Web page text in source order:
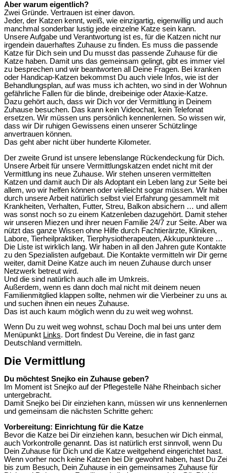
Aber warum eigentlich?
Zwei Gründe. Vertrauen ist einer davon.
Jeder, der Katzen kennt, weiß, wie einzigartig, eigenwillig und auch
manchmal sonderbar lustig jede einzelne Katze sein kann.
Unsere Aufgabe und Verantwortung ist es, für die Katzen nicht nur
irgendein dauerhaftes Zuhause zu finden. Es muss die passende
Katze für Dich sein und Du musst das passende Zuhause für die
Katze haben. Damit uns das gemeinsam gelingt, gibt es immer viel
zu besprechen und wir beantworten all Deine Fragen. Bei kranken
oder Handicap-Katzen bekommst Du auch viele Infos, wie ist der
Behandlungsplan, auf was muss ich achten, wo sind in der
gefährliche Fallen für die blinde, dreibeinige oder Ataxie-Katze.
Dazu gehört auch, dass wir Dich vor der Vermittlung in Deinem
Zuhause besuchen. Das kann kein Videochat, kein Telefonat
ersetzen. Wir müssen uns persönlich kennenlernen. So wissen wir,
dass wir Dir ruhigen Gewissens einen unserer Schützlinge
anvertrauen können.
Das geht aber nicht über hunderte Kilometer.
Der zweite Grund ist unsere lebenslange Rückendeckung für Dich.
Unsere Arbeit für unsere Vermittlungskatzen endet nicht mit der
Vermittlung ins neue Zuhause. Wir stehen unseren vermittelten
Katzen und damit auch Dir als Adoptant ein Leben lang zur Seite bei
allem, wo wir helfen können oder vielleicht sogar müssen. Wir
durch unsere Arbeit natürlich selbst viel Erfahrung gesammelt mit
Krankheiten, Verhalten, Futter, Streu, Balkon absichern … und
was sonst noch so zu einem Katzenleben dazugehört. Damit
wir unseren Miezen und ihrer neuen Familie 24/7 zur Seite. Aber
nützt das ganze Wissen ohne Hilfe durch Fachtierärzte, Kliniken,
Labore, Tierheilpraktiker, Tierphysiotherapeuten, Akkupunkteure …
Die Liste ist wirklich lang. Wir haben in all den Jahren gute Kontakte
zu den Spezialisten aufgebaut. Die Kontakte vermitteln wir Dir
weiter, damit Deine Katze auch im neuen Zuhause durch unser
Netzwerk betreut wird.
Und die sind natürlich auch alle im Umkreis.
Außerdem, wenn es dann doch mal nicht mit deinem neuen
Familienmitglied klappen sollte, nehmen wir die Vierbeiner zu uns
und suchen ihnen ein neues Zuhause.
Das ist auch kaum möglich wenn du zu weit weg wohnst.
Wenn Du zu weit weg wohnst, schau Doch mal bei uns unter dem
Menüpunkt Links. Dort findest Du Vereine, die in fast ganz
Deutschland vermitteln.
Die Vermittlung
Du möchtest Snejko ein Zuhause geben?
Im Moment ist Snejko auf der Pflegestelle Nähe Rheinbach sicher
untergebracht.
Damit Snejko bei Dir einziehen kann, müssen wir uns kennenlernen
und gemeinsam die nächsten Schritte gehen:
Vorbereitung: Einrichtung für die Katze
Bevor die Katze bei Dir einziehen kann, besuchen wir Dich einmal,
auch Vorkontrolle genannt. Das ist natürlich erst sinnvoll, wenn Du
Dein Zuhause für Dich und die Katze weitgehend eingerichtet hast.
Wenn vorher noch keine Katzen bei Dir gewohnt haben, hast Du
bis zum Besuch, Dein Zuhause in ein gemeinsames Zuhause für